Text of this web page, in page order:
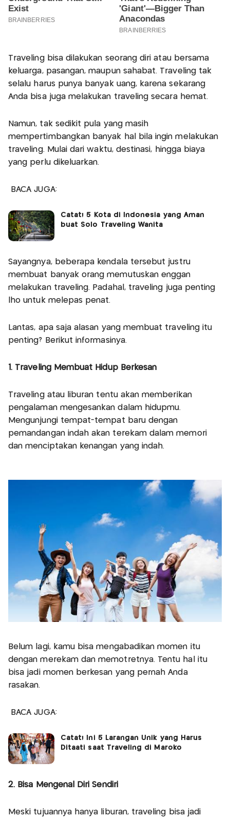
Traveling bisa dilakukan seorang diri atau bersama
keluarga, pasangan, maupun sahabat. Traveling tak
selalu harus punya banyak uang, karena sekarang
Anda bisa juga melakukan traveling secara hemat.
Namun, tak sedikit pula yang masih
mempertimbangkan banyak hal bila ingin melakukan
traveling. Mulai dari waktu, destinasi, hingga biaya
yang perlu dikeluarkan.
BACA JUGA:
Catat! 5 Kota di Indonesia yang Aman
buat Solo Traveling Wanita
Sayangnya, beberapa kendala tersebut justru
membuat banyak orang memutuskan enggan
melakukan traveling. Padahal, traveling juga penting
lho untuk melepas penat.
Lantas, apa saja alasan yang membuat traveling itu
penting? Berikut informasinya.
1. Traveling Membuat Hidup Berkesan
Traveling atau liburan tentu akan memberikan
pengalaman mengesankan dalam hidupmu.
Mengunjungi tempat-tempat baru dengan
pemandangan indah akan terekam dalam memori
dan menciptakan kenangan yang indah.
Belum lagi, kamu bisa mengabadikan momen itu
dengan merekam dan memotretnya. Tentu hal itu
bisa jadi momen berkesan yang pernah Anda
rasakan.
BACA JUGA:
Catat! Ini 5 Larangan Unik yang Harus
Ditaati saat Traveling di Maroko
2. Bisa Mengenal Diri Sendiri
Meski tujuannya hanya liburan, traveling bisa jadi